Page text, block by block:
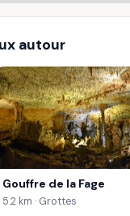
autour
Gouffre de la Fage
5.2 km · Grottes